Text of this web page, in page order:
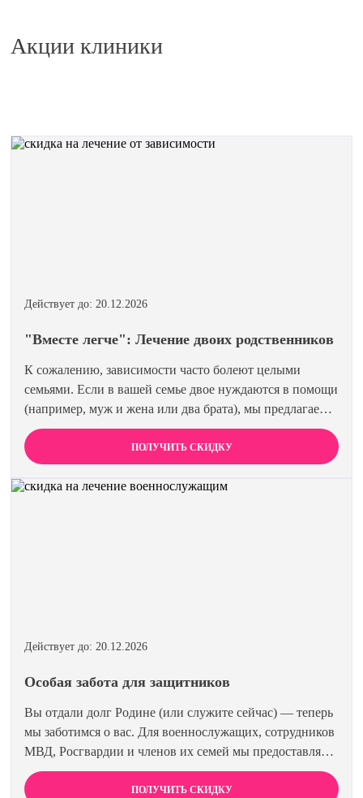
Акции клиники
Действует до: 20.12.2026
"Вместе легче": Лечение двоих родственников
К сожалению, зависимости часто болеют целыми
семьями. Если в вашей семье двое нуждаются в помощи
(например, муж и жена или два брата), мы предлагаем
специальную цену на одновременное лечение. Второй
член семьи получает скидку 15%. Лечиться вместе
эффективнее и выгоднее.
ПОЛУЧИТЬ СКИДКУ
Действует до: 20.12.2026
Особая забота для защитников
Вы отдали долг Родине (или служите сейчас) — теперь
мы заботимся о вас. Для военнослужащих, сотрудников
МВД, Росгвардии и членов их семей мы предоставляем
скидку 15% на все виды лечения и кодирования.
Полная анонимность и уважение к вашему статусу
ПОЛУЧИТЬ СКИДКУ